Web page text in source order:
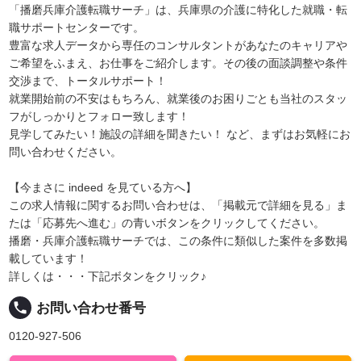
「播磨兵庫介護転職サーチ」は、兵庫県の介護に特化した就職・転
職サポートセンターです。
豊富な求人データから専任のコンサルタントがあなたのキャリアや
ご希望をふまえ、お仕事をご紹介します。その後の面談調整や条件
交渉まで、トータルサポート！
就業開始前の不安はもちろん、就業後のお困りごとも当社のスタッ
フがしっかりとフォロー致します！
見学してみたい！施設の詳細を聞きたい！ など、まずはお気軽にお
問い合わせください。
【今まさに indeed を見ている方へ】
この求人情報に関するお問い合わせは、「掲載元で詳細を見る」ま
たは「応募先へ進む」の青いボタンをクリックしてください。
播磨・兵庫介護転職サーチでは、この条件に類似した案件を多数掲
載しています！
詳しくは・・・下記ボタンをクリック♪
local_phone お問い合わせ番号
0120-927-506